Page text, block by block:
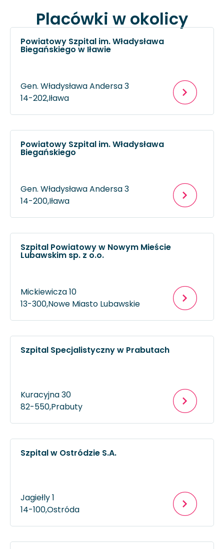
Placówki w okolicy
Powiatowy Szpital im. Władysława
Biegańskiego w Iławie
Gen. Władysława Andersa 3
14-202,Iława
Powiatowy Szpital im. Władysława
Biegańskiego
Gen. Władysława Andersa 3
14-200,Iława
Szpital Powiatowy w Nowym Mieście
Lubawskim sp. z o.o.
Mickiewicza 10
13-300,Nowe Miasto Lubawskie
Szpital Specjalistyczny w Prabutach
Kuracyjna 30
82-550,Prabuty
Szpital w Ostródzie S.A.
Jagiełly 1
14-100,Ostróda